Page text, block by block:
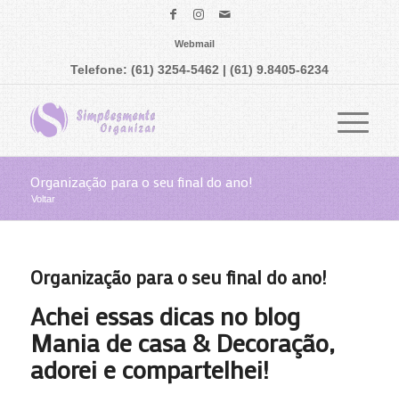
Webmail
Telefone: (61) 3254-5462 | (61) 9.8405-6234
Organização para o seu final do ano!
Voltar
Organização para o seu final do ano!
Achei essas dicas no blog
Mania de casa & Decoração,
adorei e compartelhei!